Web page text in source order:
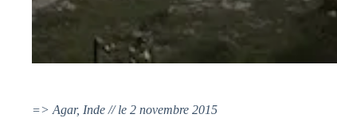
=> Agar, Inde // le 2 novembre 2015